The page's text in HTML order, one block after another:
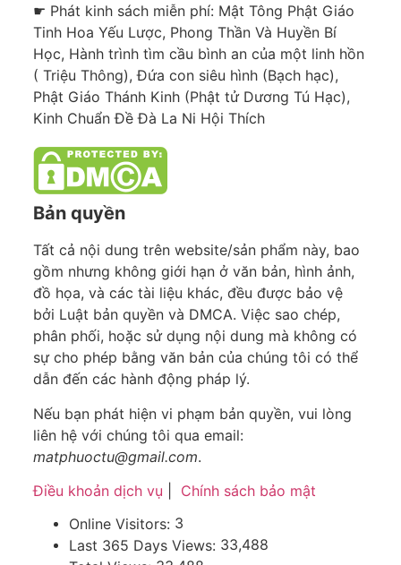
☛ Phát kinh sách miễn phí: Mật Tông Phật Giáo
Tinh Hoa Yếu Lược, Phong Thần Và Huyền Bí
Học, Hành trình tìm cầu bình an của một linh hồn
( Triệu Thông), Đứa con siêu hình (Bạch hạc),
Phật Giáo Thánh Kinh (Phật tử Dương Tú Hạc),
Kinh Chuẩn Đề Đà La Ni Hội Thích
Bản quyền
Tất cả nội dung trên website/sản phẩm này, bao
gồm nhưng không giới hạn ở văn bản, hình ảnh,
đồ họa, và các tài liệu khác, đều được bảo vệ
bởi Luật bản quyền và DMCA. Việc sao chép,
phân phối, hoặc sử dụng nội dung mà không có
sự cho phép bằng văn bản của chúng tôi có thể
dẫn đến các hành động pháp lý.
Nếu bạn phát hiện vi phạm bản quyền, vui lòng
liên hệ với chúng tôi qua email:
matphuoctu@gmail.com.
Điều khoản dịch vụ
Chính sách bảo mật
Online Visitors: 3
Last 365 Days Views: 33,488